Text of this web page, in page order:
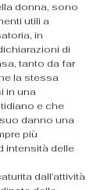
donna, sono
utili a
in
di
tanto da far
la stessa
in una
e che
danno una
più
intensità delle
dall’attività